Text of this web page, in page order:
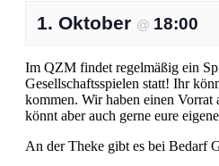
1. Oktober @ 18:00
Im QZM findet regelmäßig ein
Gesellschaftsspielen statt! Ihr
kommen. Wir haben einen
könnt aber auch gerne eure
An der Theke gibt es bei Bedarf